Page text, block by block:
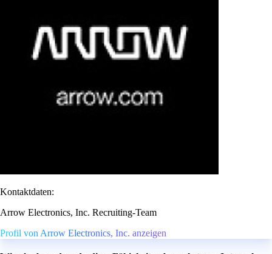
Kontaktdaten:
Arrow Electronics, Inc. Recruiting-Team
Profil von Arrow Electronics, Inc. anzeigen